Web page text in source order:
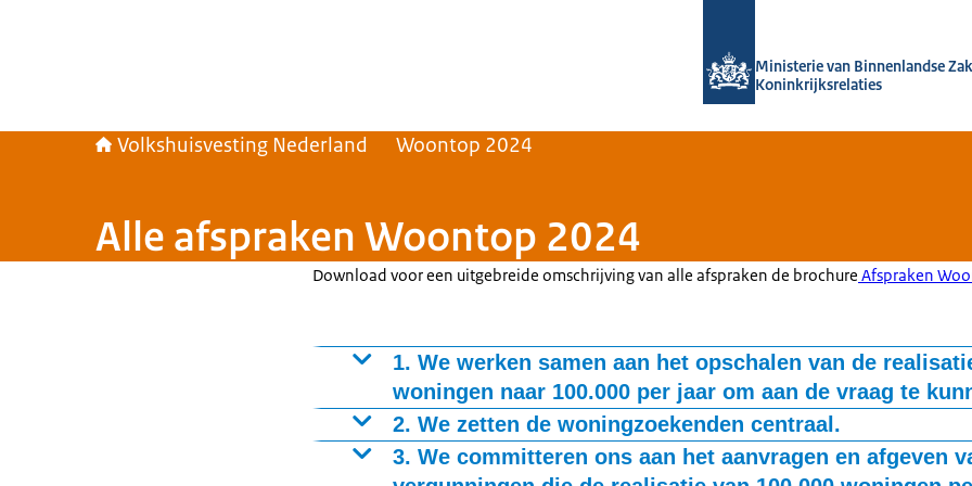
Ministerie van Binnenlandse
Koninkrijksrelaties
Volkshuisvesting Nederland Woontop 2024
Alle afspraken Woontop 2024
Download voor een uitgebreide omschrijving van alle afspraken de brochure Afspraken
1. We werken samen aan het opschalen van de
woningen naar 100.000 per jaar om aan de vraag te
Het betreft zowel koop als huur en zowel nieuwbouw als het beter benutten van
Tweederde van de te realiseren woningen is betaalbaar voor huishoudens met een
middeninkomen en bestaat uit sociale huur, middenhuur en betaalbare koop.
2. We zetten de woningzoekenden centraal.
Meer woningen, een betere doorstroming en focus op betaalbaarheid. We
3. We committeren ons aan het aanvragen en afgeven